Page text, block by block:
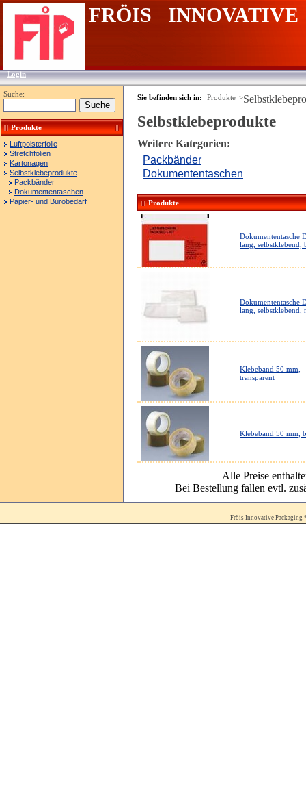
FRÖIS
Login
Suche:
Produkte
Luftpolsterfolie
Stretchfolien
Kartonagen
Selbstklebeprodukte
Packbänder
Dokumententaschen
Papier- und Bürobedarf
Sie befinden sich in: Produkte >
Selbstklebeprodukte
Weitere Kategorien:
Packbänder
Dokumententaschen
Produkte
Dokumententasche
lang, selbstklebend,
Dokumententasche
lang, selbstklebend,
Klebeband 50 mm,
transparent
Klebeband 50 mm,
Alle Preise
Bei Bestellung fallen evtl.
Fröis Innovative